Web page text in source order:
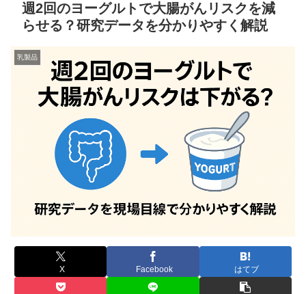
週2回のヨーグルトで大腸がんリスクを減
らせる？研究データを分かりやすく解説
乳製品
X Facebook はてブ